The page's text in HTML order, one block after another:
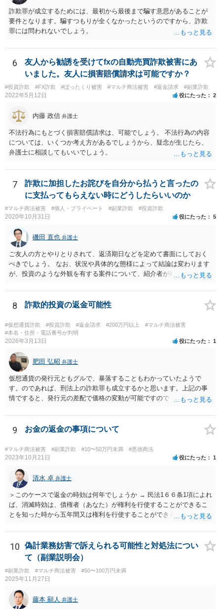
詐欺罪が成立するためには、最初から最後まで騙す意思があることが
要件となります。騙すつもりが全くなかったというのですから、詐欺
罪には問われないでしょう。
6
友人から勧誘を受けてfxの自動売買詐欺被害にあ
いました。友人に損害賠償請求は可能ですか？
#投資詐欺 #FX詐欺 #ぼったくり被害 #マルチ商法被害 #返金請求 #副業詐欺
2022年5月12日 役にたった 2
内藤 政信 弁護士
不法行為にもとづく損害賠償請求は、可能でしょう。 不法行為の内容
については、いくつか考え方があるでしょうから、疑念が生じたら、
弁護士に相談してもいいでしょう。
7
詐欺に加担したお詫びを自分から払うと言ったの
に支払ってもらえない時にどうしたらいいのか
#マルチ商法被害 #個人・プライベート #副業詐欺 #投資詐欺
2020年10月31日 役にたった 5
磯田 直也 弁護士
ご友人の方とやりとりされて、返済期日などを定めて書面にしておく
べきでしょう。 なお、状況や具体的な態様によって結論は変わります
が、投資のような外観を有する案件について、紹介者が被紹介者に対
8 詐欺的投資の返金可能性
#仮想通貨詐欺 #投資詐欺 #返金請求 #200万円以上
#マルチ商法被害
#本名・住所・電話番号が判明
2026年3月13日 役にたった 1
肥田 弘昭 弁護士
仮想通貨の発行元ともグルで、暴落することもわかっていたようで
す。のであれば、刑法上の詐欺罪も成立するかと思います。上記の事
情ですると、発行元の差配で価格の変動が可能ですので「投資」では
行為については、不法行為に基づく損害賠償、不当利得返還請求など
が考えられます。知人やファンドリーダーを共同不法行為者として、
9 お金の返金の事項について
#マルチ商法被害 #副業詐欺 #10〜50万円未満 #悪徳商法
2023年10月21日 役にたった 1
清水 卓 弁護士
＞このケースで返金の時効は何年でしょうか → 民法1６６条1項によれ
ば、消滅時効は、債権者（あなた）が権利を行使することができるこ
とを知った時から五年間又は権利を行使することができる時から十年
ときは、時効は更新しされ、その時から新たに進行を開始します。
「電話の音声録音やLINEで相手がお金を返金する内容の文書は残って
います。」とのことですが、これらが権利の承認にあたる可能性もあ
ります。 ＞こんな状態でも返金要求してもいいのでしょうか。 → 相
手方が４５万円をこのまま利得できる法的根拠はないように思われま
す。考えられる回収手段としては、支払督促、少額訴訟、民事調停、
民事訴訟等があります。各手続きにはそれぞれの特徴があるので、一
度、お住まいの地域等の弁護士に相談する等して、ご事案にあった方
10
偽計業務妨害で訴えられる可能性と対処法につい
て（副業説明会）
#副業詐欺 #マルチ商法被害 #50〜100万円未満
2025年11月27日
藤本 顯人 弁護士